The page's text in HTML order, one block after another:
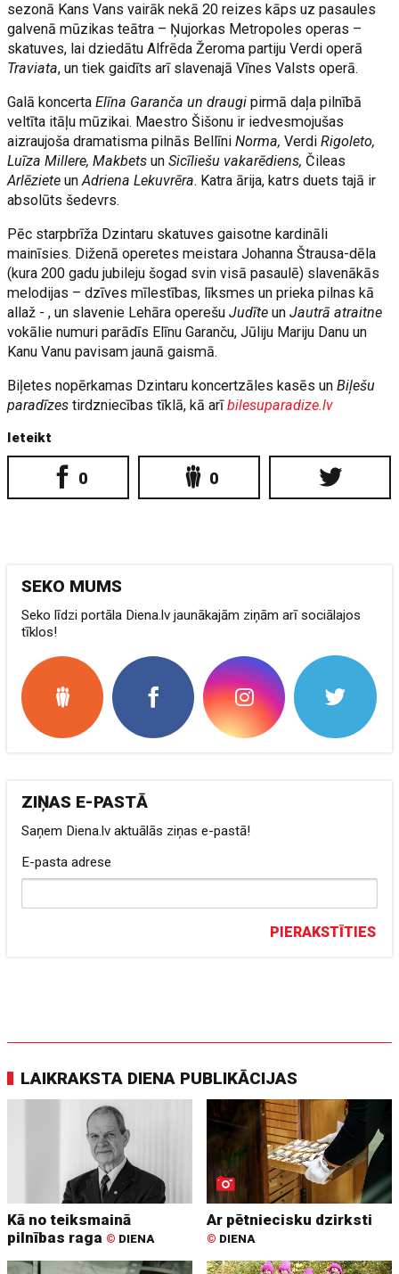
sezonā Kans Vans vairāk nekā 20 reizes kāps uz pasaules
galvenā mūzikas teātra – Ņujorkas Metropoles operas –
skatuves, lai dziedātu Alfrēda Žeroma partiju Verdi operā
Traviata, un tiek gaidīts arī slavenajā Vīnes Valsts operā.
Galā koncertaElīna Garanča un draugi pirmā daļa pilnībā
veltīta itāļu mūzikai. Maestro Šišonu ir iedvesmojušas
aizraujoša dramatisma pilnās BellīniNorma,VerdiRigoleto,
Luīza Millere, Makbets unSicīliešu vakarēdiens, Čileas
ArlēzieteunAdriena Lekuvrēra. Katra ārija, katrs duets tajā ir
absolūts šedevrs.
Pēc starpbrīža Dzintaru skatuves gaisotne kardināli
mainīsies. Diženā operetes meistara Johanna Štrausa-dēla
(kura 200 gadu jubileju šogad svin visā pasaulē) slavenākās
melodijas – dzīves mīlestības, līksmes un prieka pilnas kā
allaž - , un slavenie Lehāra operešuJudīte unJautrā atraitne
vokālie numuri parādīs Elīnu Garanču, Jūliju Mariju Danu un
Kanu Vanu pavisam jaunā gaismā.
Biļetes nopērkamas Dzintaru koncertzāles kasēs unBiļešu
paradīzes tirdzniecības tīklā, kā arībilesuparadize.lv
Ieteikt
0 0
SEKO MUMS
Seko līdzi portāla Diena.lv jaunākajām ziņām arī sociālajos
tīklos!
ZIŅAS E-PASTĀ
Saņem Diena.lv aktuālās ziņas e-pastā!
E-pasta adrese
PIERAKSTĪTIES
LAIKRAKSTA DIENA PUBLIKĀCIJAS
Kā no teiksmainā
pilnības raga © DIENA
Ar pētniecisku dzirksti
© DIENA